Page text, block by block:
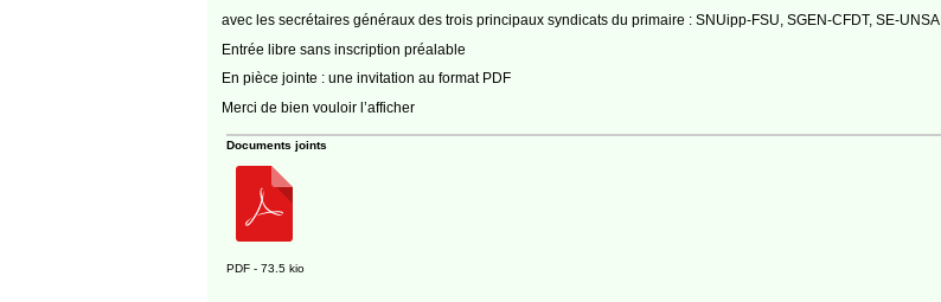
avec les secrétaires généraux des trois principaux syndicats du primaire : SNUipp-FSU, SGEN-CFDT, SE-UNSA
Entrée libre sans inscription préalable
En pièce jointe : une invitation au format PDF
Merci de bien vouloir l’afficher
Documents joints
PDF - 73.5 kio